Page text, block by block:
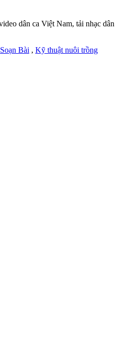
dân ca Việt Nam, tải nhạc dân
Soạn Bài , Kỹ thuật nuôi trồng